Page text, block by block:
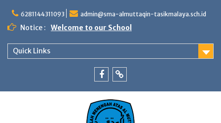
content
6281144311093 admin@sma-almuttaqin-tasikmalaya.sch.id
Notice : Welcome to our School
Quick Links